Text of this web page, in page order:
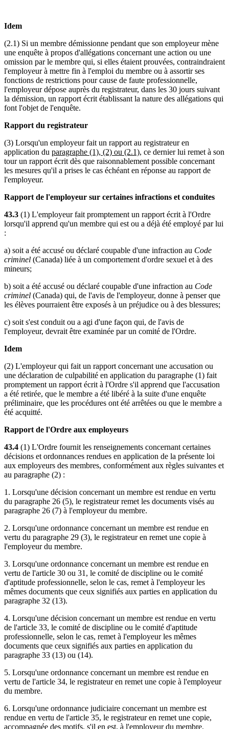
Idem
(2.1) Si un membre démissionne pendant que son employeur mène
une enquête à propos d'allégations concernant une action ou une
omission par le membre qui, si elles étaient prouvées, contraindraient
l'employeur à mettre fin à l'emploi du membre ou à assortir ses
fonctions de restrictions pour cause de faute professionnelle,
l'employeur dépose auprès du registrateur, dans les 30 jours suivant
la démission, un rapport écrit établissant la nature des allégations qui
font l'objet de l'enquête.
Rapport du registrateur
(3) Lorsqu'un employeur fait un rapport au registrateur en
application du paragraphe (1), (2) ou (2.1), ce dernier lui remet à son
tour un rapport écrit dès que raisonnablement possible concernant
les mesures qu'il a prises le cas échéant en réponse au rapport de
l'employeur.
Rapport de l'employeur sur certaines infractions et conduites
43.3 (1) L'employeur fait promptement un rapport écrit à l'Ordre
lorsqu'il apprend qu'un membre qui est ou a déjà été employé par lui
:
a) soit a été accusé ou déclaré coupable d'une infraction au Code
criminel (Canada) liée à un comportement d'ordre sexuel et à des
mineurs;
b) soit a été accusé ou déclaré coupable d'une infraction au Code
criminel (Canada) qui, de l'avis de l'employeur, donne à penser que
les élèves pourraient être exposés à un préjudice ou à des blessures;
c) soit s'est conduit ou a agi d'une façon qui, de l'avis de
l'employeur, devrait être examinée par un comité de l'Ordre.
Idem
(2) L'employeur qui fait un rapport concernant une accusation ou
une déclaration de culpabilité en application du paragraphe (1) fait
promptement un rapport écrit à l'Ordre s'il apprend que l'accusation
a été retirée, que le membre a été libéré à la suite d'une enquête
préliminaire, que les procédures ont été arrêtées ou que le membre a
été acquitté.
Rapport de l'Ordre aux employeurs
43.4 (1) L'Ordre fournit les renseignements concernant certaines
décisions et ordonnances rendues en application de la présente loi
aux employeurs des membres, conformément aux règles suivantes et
au paragraphe (2) :
1. Lorsqu'une décision concernant un membre est rendue en vertu
du paragraphe 26 (5), le registrateur remet les documents visés au
paragraphe 26 (7) à l'employeur du membre.
2. Lorsqu'une ordonnance concernant un membre est rendue en
vertu du paragraphe 29 (3), le registrateur en remet une copie à
l'employeur du membre.
3. Lorsqu'une ordonnance concernant un membre est rendue en
vertu de l'article 30 ou 31, le comité de discipline ou le comité
d'aptitude professionnelle, selon le cas, remet à l'employeur les
mêmes documents que ceux signifiés aux parties en application du
paragraphe 32 (13).
4. Lorsqu'une décision concernant un membre est rendue en vertu
de l'article 33, le comité de discipline ou le comité d'aptitude
professionnelle, selon le cas, remet à l'employeur les mêmes
documents que ceux signifiés aux parties en application du
paragraphe 33 (13) ou (14).
5. Lorsqu'une ordonnance concernant un membre est rendue en
vertu de l'article 34, le registrateur en remet une copie à l'employeur
du membre.
6. Lorsqu'une ordonnance judiciaire concernant un membre est
rendue en vertu de l'article 35, le registrateur en remet une copie,
accompagnée des motifs, s'il en est, à l'employeur du membre.